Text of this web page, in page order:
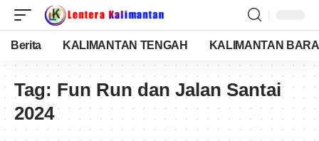
Berita KALIMANTAN TENGAH KALIMANTAN
Tag: Fun Run dan Jalan Santai
2024